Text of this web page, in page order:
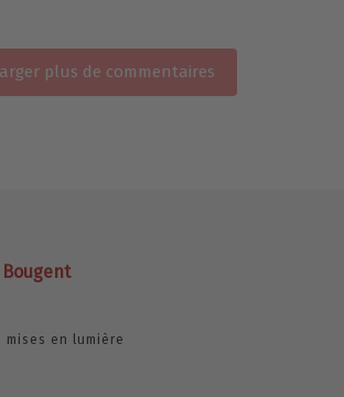
plus de commentaires
Bougent
mises en lumière